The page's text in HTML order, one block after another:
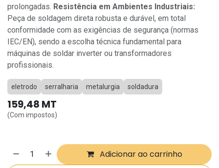
prolongadas. Resistência em Ambientes Industriais:
Peça de soldagem direta robusta e durável, em total
conformidade com as exigências de segurança (normas
IEC/EN), sendo a escolha técnica fundamental para
máquinas de soldar inverter ou transformadores
profissionais.
eletrodo serralharia metalurgia soldadura
159,48 MT
(Com impostos)
Adicionar ao carrinho